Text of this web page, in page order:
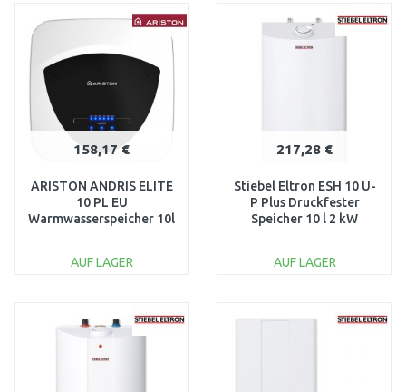
Vergleichen
158,17 €
ARISTON ANDRIS ELITE
10 PL EU
Warmwasserspeicher 10l
AUF LAGER
Vergleichen
217,28 €
Stiebel Eltron ESH 10 U-
P Plus Druckfester
Speicher 10 l 2 kW
AUF LAGER